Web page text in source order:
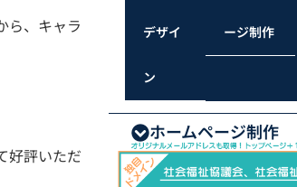
ら、キャラ
好評いただ
デザイ
ン
ージ制作
ホームページ制作